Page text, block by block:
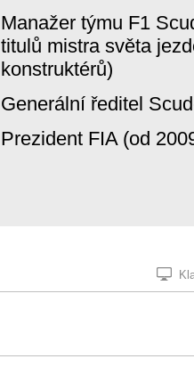
Manažer týmu F1
titulů mistra světa
konstruktérů)
Generální ředitel
Prezident FIA (od